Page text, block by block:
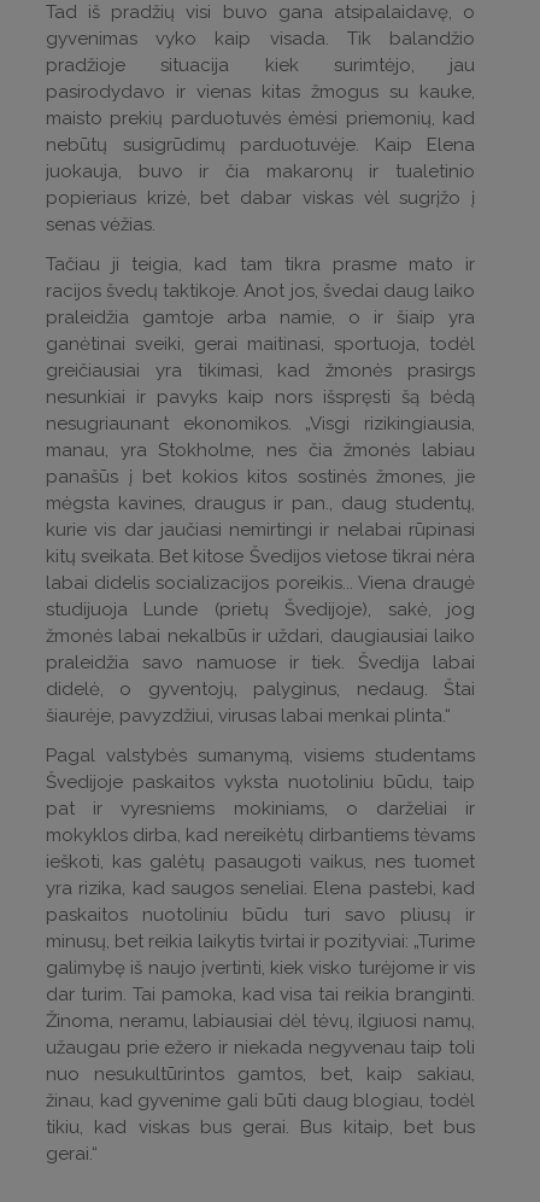
Tad iš pradžių visi buvo gana atsipalaidavę, o
gyvenimas vyko kaip visada. Tik balandžio
pradžioje situacija kiek surimtėjo, jau
pasirodydavo ir vienas kitas žmogus su kauke,
maisto prekių parduotuvės ėmėsi priemonių, kad
nebūtų susigrūdimų parduotuvėje. Kaip Elena
juokauja, buvo ir čia makaronų ir tualetinio
popieriaus krizė, bet dabar viskas vėl sugrįžo į
senas vėžias.
Tačiau ji teigia, kad tam tikra prasme mato ir
racijos švedų taktikoje. Anot jos, švedai daug laiko
praleidžia gamtoje arba namie, o ir šiaip yra
ganėtinai sveiki, gerai maitinasi, sportuoja, todėl
greičiausiai yra tikimasi, kad žmonės prasirgs
nesunkiai ir pavyks kaip nors išspręsti šą bėdą
nesugriaunant ekonomikos. „Visgi rizikingiausia,
manau, yra Stokholme, nes čia žmonės labiau
panašūs į bet kokios kitos sostinės žmones, jie
mėgsta kavines, draugus ir pan., daug studentų,
kurie vis dar jaučiasi nemirtingi ir nelabai rūpinasi
kitų sveikata. Bet kitose Švedijos vietose tikrai nėra
labai didelis socializacijos poreikis... Viena draugė
studijuoja Lunde (prietų Švedijoje), sakė, jog
žmonės labai nekalbūs ir uždari, daugiausiai laiko
praleidžia savo namuose ir tiek. Švedija labai
didelė, o gyventojų, palyginus, nedaug. Štai
šiaurėje, pavyzdžiui, virusas labai menkai plinta.“
Pagal valstybės sumanymą, visiems studentams
Švedijoje paskaitos vyksta nuotoliniu būdu, taip
pat ir vyresniems mokiniams, o darželiai ir
mokyklos dirba, kad nereikėtų dirbantiems tėvams
ieškoti, kas galėtų pasaugoti vaikus, nes tuomet
yra rizika, kad saugos seneliai. Elena pastebi, kad
paskaitos nuotoliniu būdu turi savo pliusų ir
minusų, bet reikia laikytis tvirtai ir pozityviai: „Turime
galimybę iš naujo įvertinti, kiek visko turėjome ir vis
dar turim. Tai pamoka, kad visa tai reikia branginti.
Žinoma, neramu, labiausiai dėl tėvų, ilgiuosi namų,
užaugau prie ežero ir niekada negyvenau taip toli
nuo nesukultūrintos gamtos, bet, kaip sakiau,
žinau, kad gyvenime gali būti daug blogiau, todėl
tikiu, kad viskas bus gerai. Bus kitaip, bet bus
gerai.“